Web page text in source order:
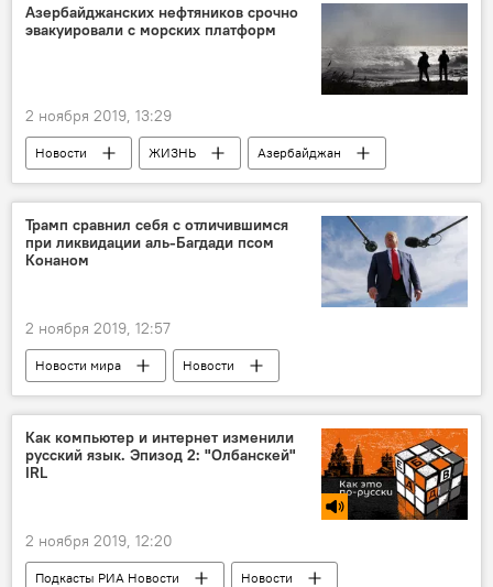
Азербайджанских нефтяников срочно
эвакуировали с морских платформ
2 ноября 2019, 13:29
Новости ЖИЗНЬ Азербайджан
Трамп сравнил себя с отличившимся
при ликвидации аль-Багдади псом
Конаном
2 ноября 2019, 12:57
Новости мира Новости
Как компьютер и интернет изменили
русский язык. Эпизод 2: "Олбанскей"
IRL
2 ноября 2019, 12:20
Подкасты РИА Новости
Новости